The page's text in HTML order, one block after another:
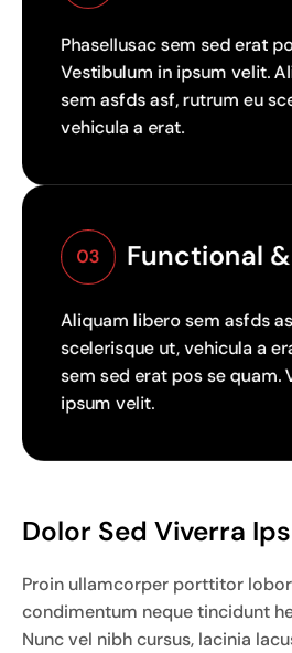
Phasellusac sem sed erat
Vestibulum in ipsum velit.
sem asfds asf, rutrum eu
vehicula a erat.
03 Functional
Aliquam libero sem asfds
scelerisque ut, vehicula a
sem sed erat pos se quam.
ipsum velit.
Dolor Sed Viverra
Proin ullamcorper porttitor
condimentum neque tincidunt
Nunc vel nibh cursus, lacinia